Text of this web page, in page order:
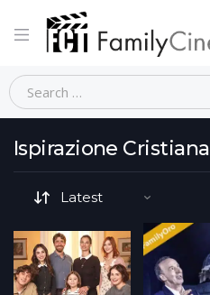
Home
Ispirazione Cristiana